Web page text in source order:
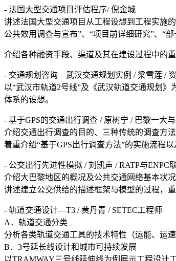
- 法国大型交通项目评估程序/ 倪金城
讲述法国大型交通项目从工程设想到工程实施
公共效用调查与宣布”、“项目前详细研究”、“
介绍各种融资手段、渠道及其在建设过程中的重
- 交通规划咨询—武汉交通规划实例 / 梁雪莲 /
以“武汉市轨道2号线”及《武汉轨道交通规划
体系的设想。
- 基于GPS的交通出行调查 / 原树宁 / 巴黎一大
介绍交通出行调查的目的、三种传统的调查方
着重介绍“基于GPS出行调查方法”的实施流程
- 公交出行先进性模拟 / 刘凯声 / RATP与ENPC
介绍大巴黎地区的概况及公共交通网络基本状况
讲述建立公交供给的描述框架与模型的过程，
- 轨道交通设计—T3 / 黄丹青 / SETEC工程师
A．轨道交通分类
分析各类轨道交通工具的技术特性（运能、运
B．3号延长线设计和城市可持续发展
以TRAMWAY三号线延伸线为例展示工程设计